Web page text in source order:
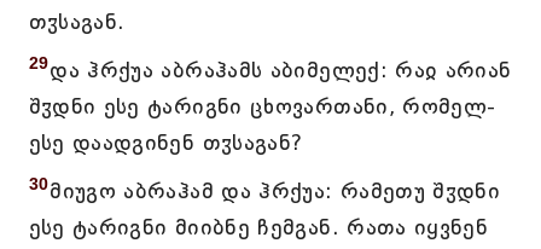
თჳსაგან.
29და ჰრქუა აბრაჰამს აბიმელექ: რაჲ არიან
შჳდნი ესე ტარიგნი ცხოვართანი, რომელ-
ესე დაადგინენ თჳსაგან?
30მიუგო აბრაჰამ და ჰრქუა: რამეთუ შჳდნი
ესე ტარიგნი მიიბნე ჩემგან. რათა იყვნენ